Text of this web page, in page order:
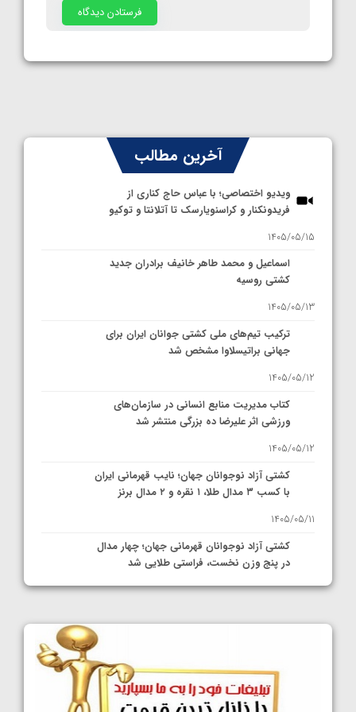
آخرین مطالب
ویدیو اختصاصی؛ با عباس حاج کناری از
فریدونکنار و کراسنویارسک تا آتلانتا و توکیو
1405/05/15
اسماعیل و محمد طاهر خانیف برادران جدید
کشتی روسیه
1405/05/13
ترکیب تیم‌های ملی کشتی جوانان ایران برای
جهانی براتیسلاوا مشخص شد
1405/05/12
کتاب مدیریت منابع انسانی در سازمان‌های
ورزشی اثر علیرضا ده بزرگی منتشر شد
1405/05/12
کشتی آزاد نوجوانان جهان؛ نایب قهرمانی ایران
با کسب ۳ مدال طلا، ۱ نقره و ۲ مدال برنز
1405/05/11
کشتی آزاد نوجوانان قهرمانی جهان؛ چهار مدال
در پنج وزن نخست، فراستی طلایی شد
1405/05/11
کشتی آزاد نوجوانان جهان؛ رقبای نمایندگان
ایران مشخص شدند